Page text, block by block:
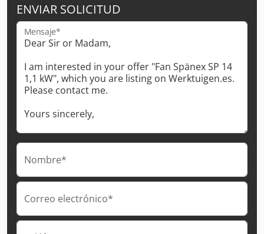
ENVIAR SOLICITUD
Mensaje*
Nombre*
Correo electrónico*